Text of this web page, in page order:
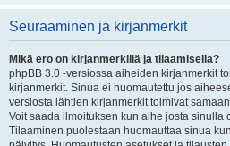
Seuraaminen ja kirjanmerkit
Mikä ero on kirjanmerkillä ja tilaamisella?
phpBB 3.0 -versiossa aiheiden kirjanmerkit
kirjanmerkit. Sinua ei huomautettu jos
versiosta lähtien kirjanmerkit toimivat
Voit saada ilmoituksen kun aihe josta sinulla
Tilaaminen puolestaan huomauttaa sinua